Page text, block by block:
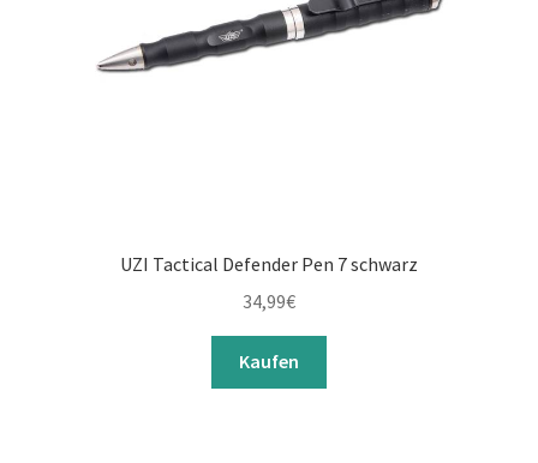
UZI Tactical Defender Pen 7 schwarz
34,99€
Kaufen